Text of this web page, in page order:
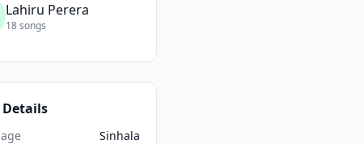
Lahiru Perera
18 songs
Details
Sinhala